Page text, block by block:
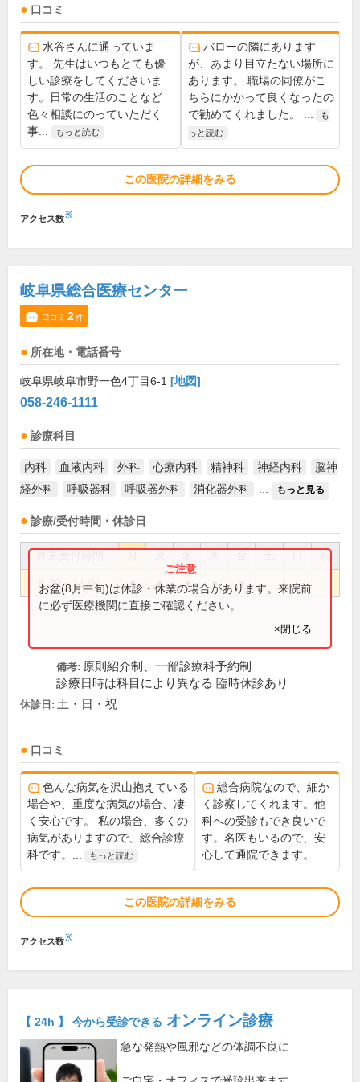
口コミ
水谷さんに通っていま
す。 先生はいつもとても優
しい診療をしてくださいま
す。日常の生活のことなど
色々相談にのっていただく
事...
もっと読む
バローの隣にあります
が、あまり目立たない場所に
あります。 職場の同僚がこ
ちらにかかって良くなったの
で勧めてくれました。 ...
も
っと読む
この医院の詳細をみる
アクセス数※
岐阜県総合医療センター
口コミ 2件
所在地・電話番号
岐阜県岐阜市野一色4丁目6-1 [地図]
058-246-1111
診療科目
内科 血液内科 外科 心療内科 精神科 神経内科
脳神
経外科
呼吸器科 呼吸器外科 消化器外科 もっと見る
診療/受付時間・休診日
祝
8:30～11:00 ● ● ● ● ●
お盆(8月中旬)は休診・休業の場合があります。来院前
に必ず医療機関に直接ご確認ください。
×閉じる
備考: 原則紹介制、一部診療科予約制
診療日時は科目により異なる 臨時休診あり
休診日: 土・日・祝
口コミ
色んな病気を沢山抱えている
場合や、重度な病気の場合、凄
く安心です。 私の場合、多くの
病気がありますので、総合診療
科です。...
もっと読む
総合病院なので、細か
く診察してくれます。他
科への受診もでき良いで
す。名医もいるので、安
心して通院できます。
この医院の詳細をみる
アクセス数※
【 24h 】 今から受診できる オンライン診療
急な発熱や風邪などの体調不良に